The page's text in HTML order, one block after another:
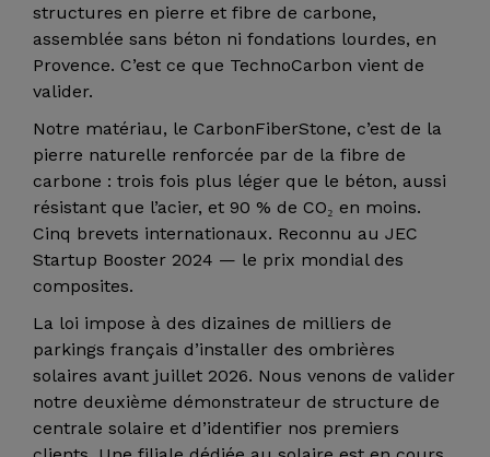
structures en pierre et fibre de carbone,
assemblée sans béton ni fondations lourdes, en
Provence. C’est ce que TechnoCarbon vient de
valider.
Notre matériau, le CarbonFiberStone, c’est de la
pierre naturelle renforcée par de la fibre de
carbone : trois fois plus léger que le béton, aussi
résistant que l’acier, et 90 % de CO₂ en moins.
Cinq brevets internationaux. Reconnu au JEC
Startup Booster 2024 — le prix mondial des
composites.
La loi impose à des dizaines de milliers de
parkings français d’installer des ombrières
solaires avant juillet 2026. Nous venons de valider
notre deuxième démonstrateur de structure de
centrale solaire et d’identifier nos premiers